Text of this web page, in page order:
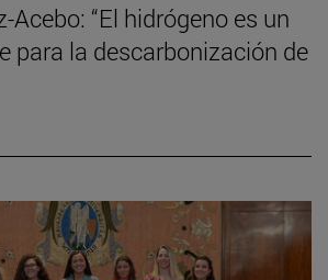
Acebo: “El hidrógeno es un
para la descarbonización de